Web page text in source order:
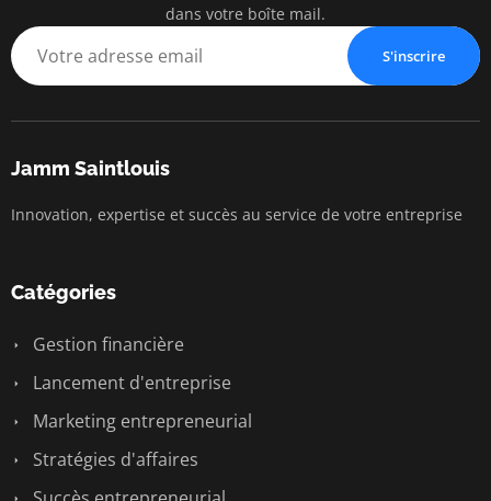
dans votre boîte mail.
S'inscrire
Jamm Saintlouis
Innovation, expertise et succès au service de votre entreprise
Catégories
Gestion financière
Lancement d'entreprise
Marketing entrepreneurial
Stratégies d'affaires